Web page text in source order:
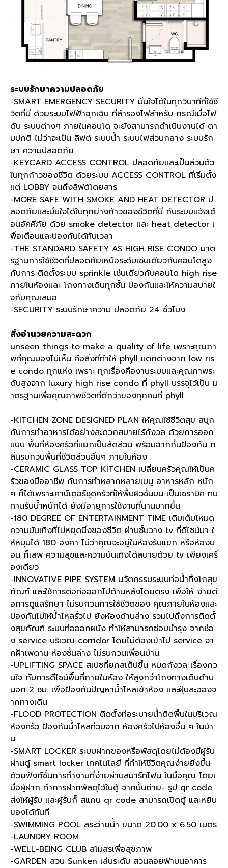
ระบบรักษาความปลอดภัย
-SMART EMERGENCY SECURITY มั่นใจได้ในทุกวินาทีที่ใช้ชี
วิตที่นี่ ด้วยระบบไฟฟ้าฉุกเฉิน ที่สำรองไฟสำหรับ กรณีเมื่อไฟ
ดับ ระบบต่างๆ ภายในคอนโด จะยังสามารถดำเนินงานได้ ตา
มปกติ ไม่ว่าจะเป็น ลิฟต์ ระบบน้ำ ระบบไฟส่วนกลาง ระบบรัก
ษา ความปลอดภัย
-KEYCARD ACCESS CONTROL ปลอดภัยและเป็นส่วนตัว
ในทุกก้าวของชีวิต ด้วยระบบ ACCESS CONTROL ที่เริ่มตั้ง
แต่ LOBBY จนถึงลิฟต์โดยสาร
-MORE SAFE WITH SMOKE AND HEAT DETECTOR ป
ลอดภัยและมั่นใจได้ในทุกย่างก้าวของชีวิตที่นี่ กับระบบแจ้งเตื
อนอัคคีภัย ด้วย smoke detector และ heat detector เ
พื่อเตือนและป้องกันได้ทันเวลา
-THE STANDARD SAFETY AS HIGH RISE CONDO มาต
รฐานการใช้ชีวิตที่ปลอดภัยเหนือระดับเช่นเดียวกับคอนโดสูง
กับการ ติดตั้งระบบ sprinkle เช่นเดียวกับคอนโด high rise
ภายในห้องและ โถงทางเดินทุกชั้น ป้องกันและให้ความสบายใ
จกับคุณเสมอ
-SECURITY ระบบรักษาความ ปลอดภัย 24 ชั่วโมง
สิ่งอำนวยความสะดวก
unseen things to make a quality of life เพราะคุณภา
พที่คุณมองไม่เห็น คือสิ่งที่ทำให้ phyll แตกต่างจาก low ris
e condo ทุกแห่ง เพราะ ทุกเรื่องคืองานระบบและคุณภาพระ
ดับสูงจาก luxury high rise condo ที่ phyll บรรจุไว้เป็น ม
าตรฐานเพื่อคุณภาพชีวิตที่ดีกว่าของทุกคนที่ phyll
-KITCHEN ZONE DESIGNED PLAN ให้คุณใช้ชีวิตสุข สนุก
กับการทำอาหารได้อย่างสะดวกสบายไร้กังวล ด้วยการออก
แบบ พื้นที่ห้องครัวที่แยกเป็นสัดส่วน พร้อมฉากกั้นป้องกัน ก
ลิ่นรบกวนพื้นที่ชีวิตส่วนอื่นๆ ภายในห้อง
-CERAMIC GLASS TOP KITCHEN เปลี่ยนครัวคุณให้เป็นค
รัวของมืออาชีพ กับการทำหลากหลายเมนู อาหารหลัก หนัก
ๆ ก็ได้เพราะเคาน์เตอร์ชุดครัวที่ให้พื้นผิวชั้นบน เป็นเซรามิค ทน
ทานรับน้ำหนักได้ ยังมีอายุการใช้งานที่นานมากขึ้น
-180 DEGREE OF ENTERTAINMENT TIME เติมเต็มโหมด
ความบันเทิงที่ไม่หยุดนิ่งของชีวิต ผ่านชั้นวาง tv ที่ดีไซน์มา ใ
ห้หมุนได้ 180 องศา ไม่ว่าคุณจะอยู่ในห้องรับแขก หรือห้องน
อน ก็เสพ ความสุขและความบันเทิงได้สบายด้วย tv เพียงเครื่
องเดียว
-INNOVATIVE PIPE SYSTEM นวัตกรรมระบบท่อน้ำทิ้งโถสุข
ภัณฑ์ และใช้การต่อท่อออกไปด้านหลังโดยตรง เพื่อให้ ง่ายต่
อการดูแลรักษา ไม่รบกวนการใช้ชีวิตของ คุณภายในห้องและ
ป้องกันไม่ให้น้ำไหลรั่วไป ยังห้องด้านล่าง รวมไปถึงการติดตั้
งสุขภัณฑ์ ระบบท่อออกผนัง ทำให้สามารถซ่อมบำรุง จากช่อ
ง service บริเวณ corridor โดยไม่ต้องเข้าไป service จา
กฝ้าเพดาน ห้องชั้นล่าง ไม่รบกวนเพื่อนบ้าน
-UPLIFTING SPACE สเปซที่ยกสเต็ปขึ้น หมดกังวล เรื่องกว
นใจ กับการดีไซน์พื้นที่ภายในห้อง ให้สูงกว่าโถงทางเดินด้าน
นอก 2 ซม. เพื่อป้องกันปัญหาน้ำไหลเข้าห้อง และฝุ่นละอองจ
ากทางเดิน
-FLOOD PROTECTION ติดตั้งท่อระบายน้ำติดพื้นในบริเวณ
ห้องครัว ป้องกันน้ำไหลท่วมจาก ห้องครัวไปห้องอื่น ๆ ในบ้า
น
-SMART LOCKER ระบบฝากของหรือพัสดุโดยไม่ต้องมีผู้รับ
ผ่านตู้ smart locker เทคโนโลยี ที่ทำให้ชีวิตคุณง่ายยิ่งขึ้น
ด้วยฟังก์ชั่นการทำงานที่ง่ายผ่านสมาร์ทโฟน ในมือคุณ โดยเ
มื่อผู้ฝาก ทำการฝากพัสดุไว้ในตู้ จากนั้นถ่าย- รูป qr code
ส่งให้ผู้รับ และผู้รับก็ สแกน qr code สามารถเปิดตู้ และหยิบ
ของได้ทันที
-SWIMMING POOL สระว่ายน้ำ ขนาด 20.00 x 6.50 เมตร
-LAUNDRY ROOM
-WELL-BEING CLUB สโมสรเพื่อสุขภาพ
-GARDEN สวน Sunken เล่นระดับ สวนลอยฟ้าบนอาคาร